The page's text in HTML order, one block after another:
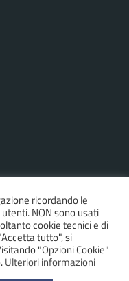
ricordando le
NON sono usati
cookie tecnici e di
tutto", si
"Opzioni Cookie"
Ulteriori informazioni